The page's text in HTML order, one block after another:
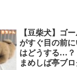
【豆柴犬】ゴ
がすぐ目の前
はどうする…？
まめしば亭ブ